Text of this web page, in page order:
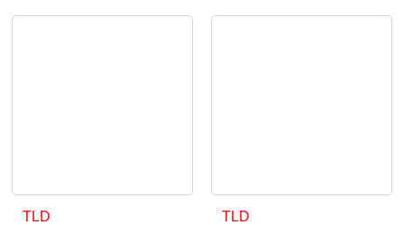
TLD
Ta izdelek ima več različic. Možnosti lahko izberete na
TLD
Ta izdelek ima več različic.